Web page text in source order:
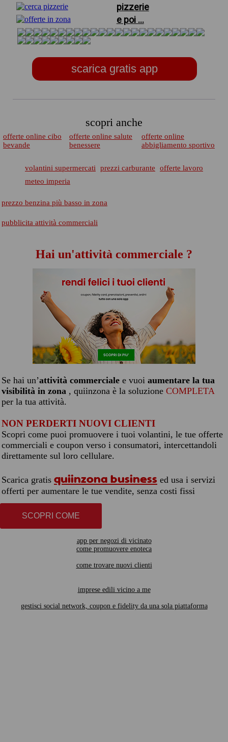
pizzerie
e poi ...
scarica gratis app
scopri anche
offerte online cibo
bevande
offerte online salute
benessere
offerte online
abbigliamento sportivo
volantini supermercati prezzi carburante
offerte lavoro
meteo imperia
prezzo benzina più basso in zona
pubblicita attività commerciali
Hai un'attività commerciale ?
Se hai un’attività commerciale e vuoi aumentare la tua
visibilità in zona , quiinzona è la soluzione COMPLETA
per la tua attività.
NON PERDERTI NUOVI CLIENTI
Scopri come puoi promuovere i tuoi volantini, le tue offerte
commerciali e coupon verso i consumatori, intercettandoli
direttamente sul loro cellulare.
Scarica gratis quiinzona business ed usa i servizi
offerti per aumentare le tue vendite, senza costi fissi
SCOPRI COME
app per negozi di vicinato
come promuovere enoteca
come trovare nuovi clienti
imprese edili vicino a me
gestisci social network, coupon e fidelity da una sola piattaforma